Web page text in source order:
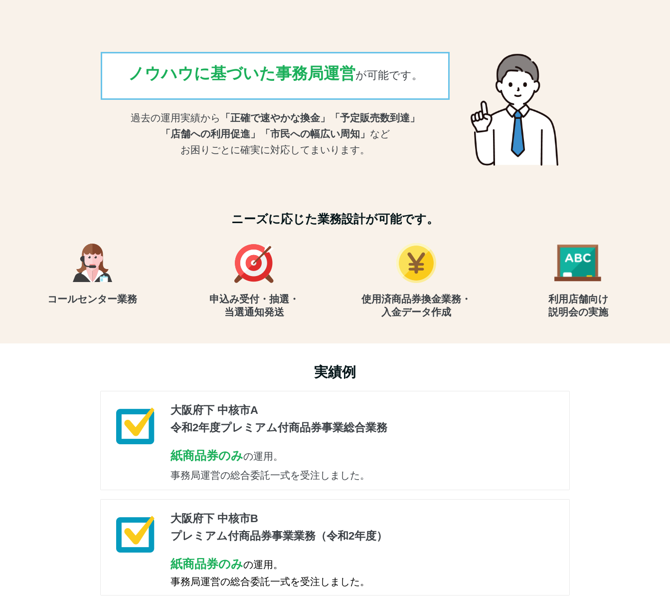
ノウハウに基づいた事務局運営が可能です。
過去の運用実績から
「正確で速やかな換金」「予定販売数到達」
「店舗への利用促進」「市民への幅広い周知」 など
お困りごとに確実に対応してまいります。
ニーズに応じた業務設計が可能です。
コールセンター業務
申込み受付・抽選・
当選通知発送
使用済商品券換金業務・
入金データ作成
利用店舗向け
説明会の実施
実績例
大阪府下 中核市A
令和2年度プレミアム付商品券事業総合業務
紙商品券のみの運用。
事務局運営の総合委託一式を受注しました。
大阪府下 中核市B
プレミアム付商品券事業業務（令和2年度）
紙商品券のみの運用。
事務局運営の総合委託一式を受注しました。